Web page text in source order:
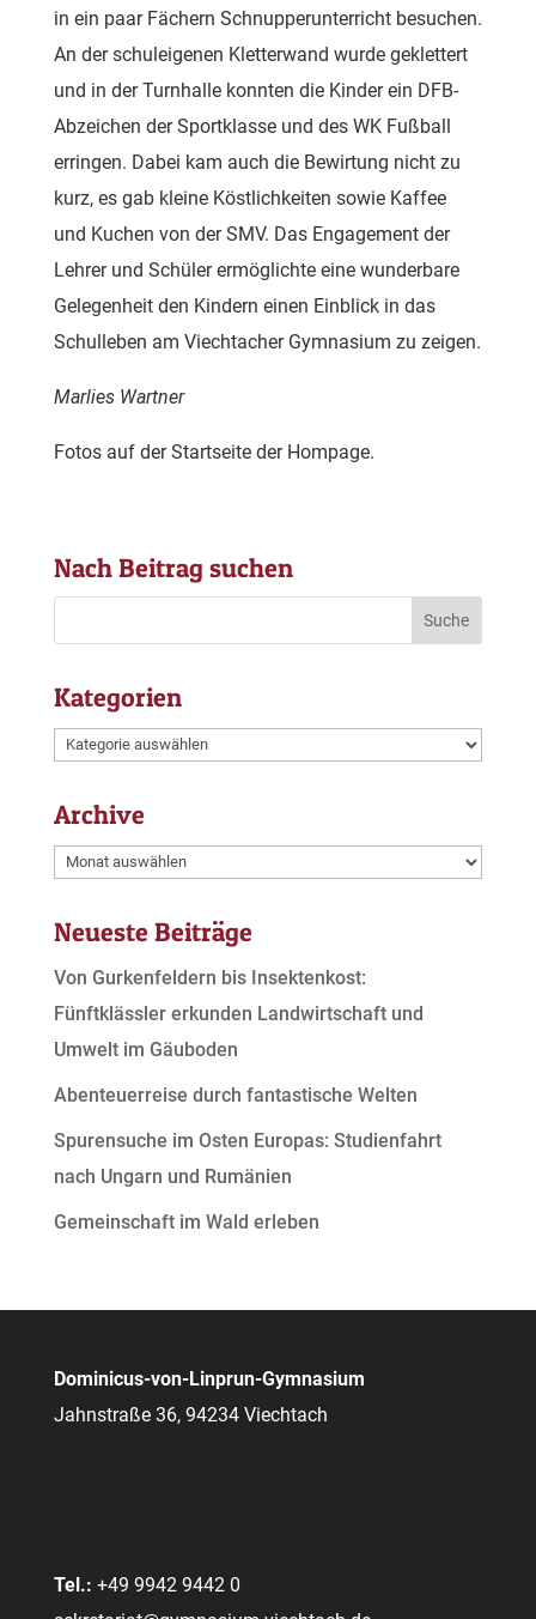
in ein paar Fächern Schnupperunterricht besuchen.
An der schuleigenen Kletterwand wurde geklettert
und in der Turnhalle konnten die Kinder ein DFB-
Abzeichen der Sportklasse und des WK Fußball
erringen. Dabei kam auch die Bewirtung nicht zu
kurz, es gab kleine Köstlichkeiten sowie Kaffee
und Kuchen von der SMV. Das Engagement der
Lehrer und Schüler ermöglichte eine wunderbare
Gelegenheit den Kindern einen Einblick in das
Schulleben am Viechtacher Gymnasium zu zeigen.
Marlies Wartner
Fotos auf der Startseite der Hompage.
Nach Beitrag suchen
Kategorien
Kategorien
Archive
Archive
Neueste Beiträge
Von Gurkenfeldern bis Insektenkost:
Fünftklässler erkunden Landwirtschaft und
Umwelt im Gäuboden
Abenteuerreise durch fantastische Welten
Spurensuche im Osten Europas: Studienfahrt
nach Ungarn und Rumänien
Gemeinschaft im Wald erleben
Dominicus-von-Linprun-Gymnasium
Jahnstraße 36, 94234 Viechtach
Tel.: +49 9942 9442 0